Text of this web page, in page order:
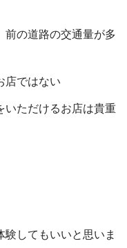
前の道路の交通量が多
店ではない
いただけるお店は貴重
してもいいと思いま